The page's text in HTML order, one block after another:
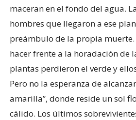
maceran en el fondo del agua.
hombres que llegaron a ese
preámbulo de la propia
hacer frente a la horadación de
plantas perdieron el verde y
Pero no la esperanza de
amarilla”, donde reside un sol
cálido. Los últimos